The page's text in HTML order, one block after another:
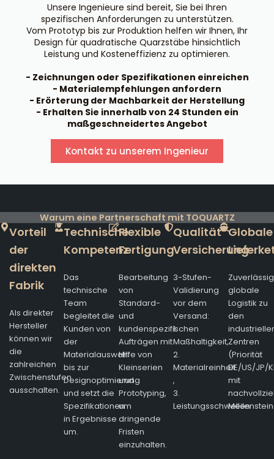
Unsere Ingenieure sind bereit, Sie bei Ihren
spezifischen Anforderungen zu unterstützen.
Vom Prototyp bis zur Produktion helfen wir Ihnen, Ihr
Design für quadratische Quarzstäbe hinsichtlich
Leistung und Kosteneffizienz zu optimieren.
- Zeichnungen oder Spezifikationen einreichen
- Materialempfehlungen anfordern
- Erörterung der Machbarkeit der Herstellung
- Erhalten Sie innerhalb von 24 Stunden ein
maßgeschneidertes Angebot
Kontakt zu unserem Ingenieur
Warum eine Partnerschaft mit TOQUARTZ
Vorteil
der
direkten
Fabrik
Als direkter
Hersteller
können wir
die
zahlreichen
Zwischenstufen
ausschalten.
Technische
Kompetenz
Das
technische
Team
begleitet die
Kunden von
der
Materialauswahl
bis zur
Designoptimierung
und setzt die
Spezifikationen
in Ergebnisse
um.
Flexible
Fertigung
Bearbeitung
von
Standard-
und
kundenspezifischen
Aufträgen mit
Hilfe von
Kleinserien
und
Prototyping,
um
dringende
Fristen
einzuhalten.
Qualität
Versicherung
3-Stufen-
Validierung
vor dem
Versand:
1.
Maßhaltigkeit,
2.
Materialreinheit
,
3.
Leistungsschwellen
Globale
globale
Logistik zu
den
Zentren
(Priorität
DE/US/JP/
mit